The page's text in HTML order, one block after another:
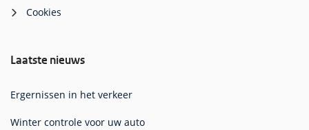
Cookies
Laatste nieuws
Ergernissen in het verkeer
Winter controle voor uw auto